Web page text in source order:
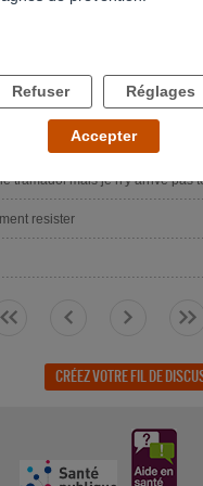
aux opiacés avec iboga ?
cannabis
tramadol mais je n'y arrive pas
resister
<< < > >>
CRÉEZ VOTRE FIL DE
Refuser Réglages
Accepter